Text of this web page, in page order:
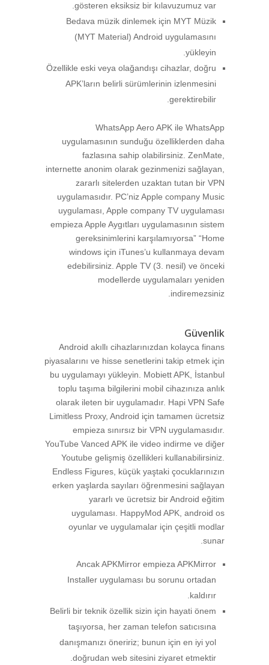
gösteren eksiksiz bir kılavuzumuz var.
Bedava müzik dinlemek için MYT Müzik
(MYT Material) Android uygulamasını
yükleyin.
Özellikle eski veya olağandışı cihazlar, doğru
APK’ların belirli sürümlerinin izlenmesini
gerektirebilir.
WhatsApp Aero APK ile WhatsApp
uygulamasının sunduğu özelliklerden daha
fazlasına sahip olabilirsiniz. ZenMate,
internette anonim olarak gezinmenizi sağlayan,
zararlı sitelerden uzaktan tutan bir VPN
uygulamasıdır. PC’niz Apple company Music
uygulaması, Apple company TV uygulaması
empieza Apple Aygıtları uygulamasının sistem
gereksinimlerini karşılamıyorsa” “Home
windows için iTunes’u kullanmaya devam
edebilirsiniz. Apple TV (3. nesil) ve önceki
modellerde uygulamaları yeniden
indiremezsiniz.
Güvenlik
Android akıllı cihazlarınızdan kolayca finans
piyasalarını ve hisse senetlerini takip etmek için
bu uygulamayı yükleyin. Mobiett APK, İstanbul
toplu taşıma bilgilerini mobil cihazınıza anlık
olarak ileten bir uygulamadır. Hapi VPN Safe
Limitless Proxy, Android için tamamen ücretsiz
empieza sınırsız bir VPN uygulamasıdır.
YouTube Vanced APK ile video indirme ve diğer
Youtube gelişmiş özellikleri kullanabilirsiniz.
Endless Figures, küçük yaştaki çocuklarınızın
erken yaşlarda sayıları öğrenmesini sağlayan
yararlı ve ücretsiz bir Android eğitim
uygulaması. HappyMod APK, android os
oyunlar ve uygulamalar için çeşitli modlar
sunar.
Ancak APKMirror empieza APKMirror
Installer uygulaması bu sorunu ortadan
kaldırır.
Belirli bir teknik özellik sizin için hayati önem
taşıyorsa, her zaman telefon satıcısına
danışmanızı öneririz; bunun için en iyi yol
doğrudan web sitesini ziyaret etmektir.